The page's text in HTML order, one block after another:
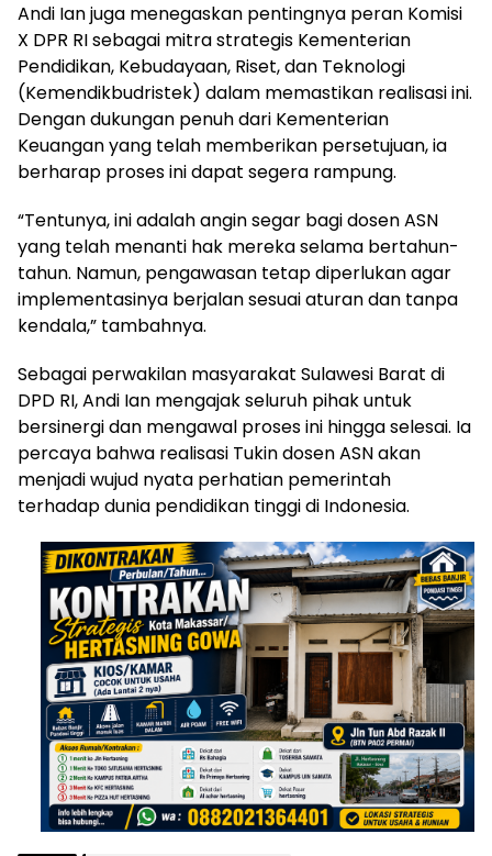
Andi Ian juga menegaskan pentingnya peran Komisi
X DPR RI sebagai mitra strategis Kementerian
Pendidikan, Kebudayaan, Riset, dan Teknologi
(Kemendikbudristek) dalam memastikan realisasi ini.
Dengan dukungan penuh dari Kementerian
Keuangan yang telah memberikan persetujuan, ia
berharap proses ini dapat segera rampung.
“Tentunya, ini adalah angin segar bagi dosen ASN
yang telah menanti hak mereka selama bertahun-
tahun. Namun, pengawasan tetap diperlukan agar
implementasinya berjalan sesuai aturan dan tanpa
kendala,” tambahnya.
Sebagai perwakilan masyarakat Sulawesi Barat di
DPD RI, Andi Ian mengajak seluruh pihak untuk
bersinergi dan mengawal proses ini hingga selesai. Ia
percaya bahwa realisasi Tukin dosen ASN akan
menjadi wujud nyata perhatian pemerintah
terhadap dunia pendidikan tinggi di Indonesia.